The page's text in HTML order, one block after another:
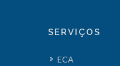
SERVIÇOS
ECA